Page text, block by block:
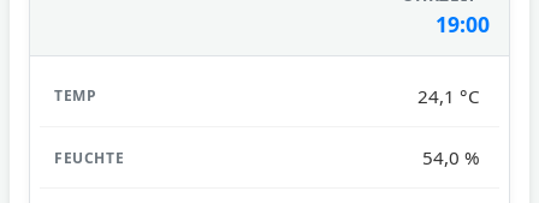
19:00
24,1 °C
54,0 %